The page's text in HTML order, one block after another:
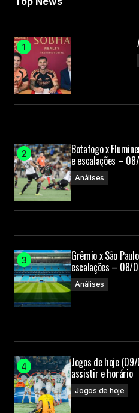
Botafogo x
e escalações –
Análises
Grêmio x São
escalações – 08/
Análises
Jogos de hoje
assistir e horário
Jogos de hoje